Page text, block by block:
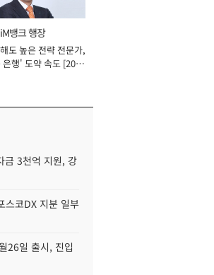
뱅크 행장
도 높은 전략 전문가,
은행' 도약 속도 [2026
금 3천억 지원, 강
스코DX 지분 일부
26일 출시, 진입